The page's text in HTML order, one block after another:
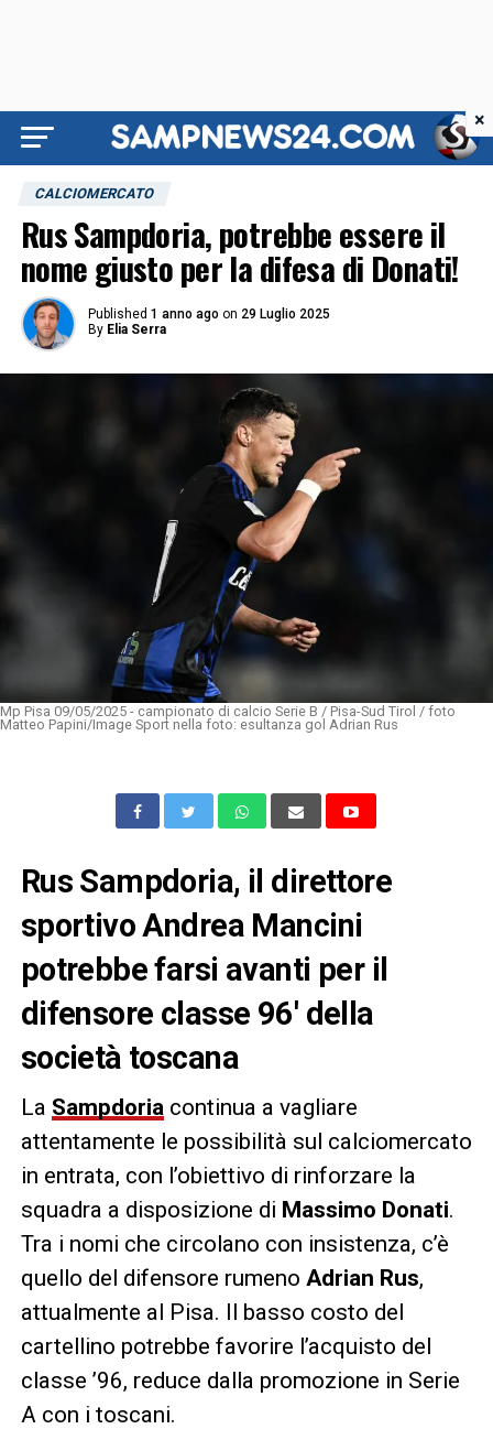
CALCIOMERCATO
Rus Sampdoria, potrebbe essere il
nome giusto per la difesa di Donati!
Published 1 anno ago on 29 Luglio 2025
By Elia Serra
Mp Pisa 09/05/2025 - campionato di calcio Serie B / Pisa-Sud Tirol / foto
Matteo Papini/Image Sport nella foto: esultanza gol Adrian Rus
Rus Sampdoria, il direttore
sportivo Andrea Mancini
potrebbe farsi avanti per il
difensore classe 96′ della
società toscana
La Sampdoria continua a vagliare
attentamente le possibilità sul calciomercato
in entrata, con l’obiettivo di rinforzare la
squadra a disposizione di Massimo Donati.
Tra i nomi che circolano con insistenza, c’è
quello del difensore rumeno Adrian Rus,
attualmente al Pisa. Il basso costo del
cartellino potrebbe favorire l’acquisto del
classe ’96, reduce dalla promozione in Serie
A con i toscani.
×